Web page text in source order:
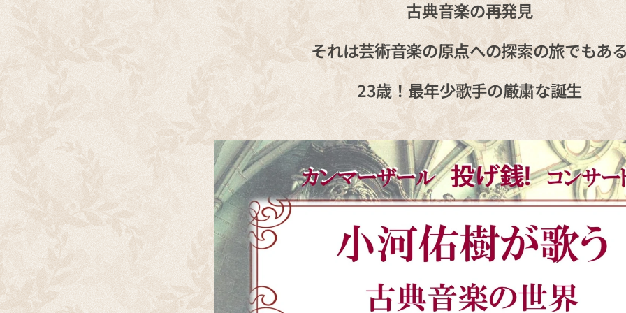
古典音楽の再発見
それは芸術音楽の原点への探索の旅でもあ
23歳！最年少歌手の厳粛な誕生